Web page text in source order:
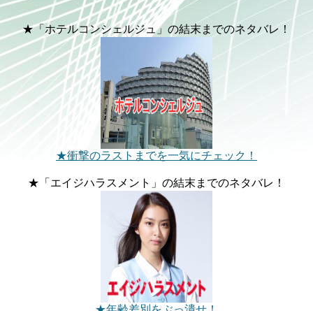
★「ホテルコンシェルジュ」の結末までのネタバレ！
★衝撃のラストまでを一気にチェック！
★「エイジハラスメント」の結末までのネタバレ！